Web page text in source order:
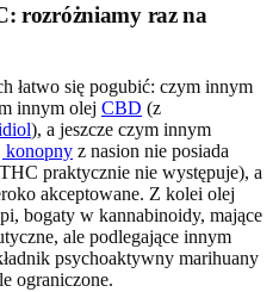
rozróżniamy raz na
łatwo się pogubić: czym innym
innym olej CBD (z
), a jeszcze czym innym
konopny z nasion nie posiada
praktycznie nie występuje), a
akceptowane. Z kolei olej
bogaty w kannabinoidy, mające
ale podlegające innym
psychoaktywny marihuany
ograniczone.